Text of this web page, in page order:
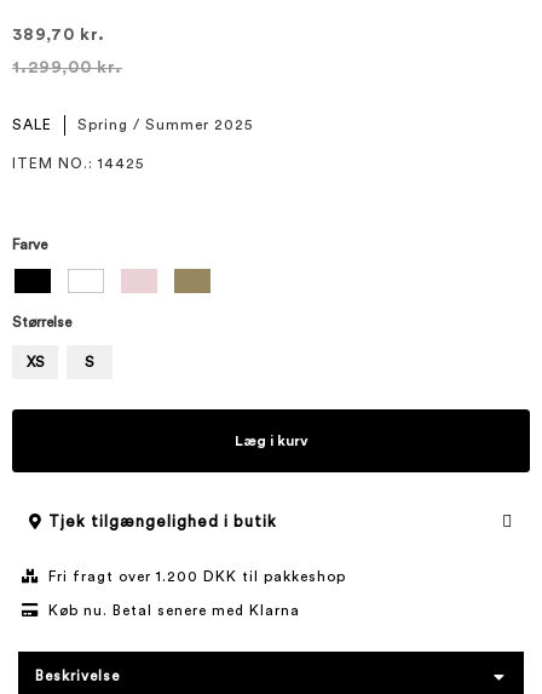
389,70 kr.
1.299,00 kr.
SALE Spring / Summer 2025
ITEM NO. : 14425
Farve
Størrelse
XS S
Læg i kurv
Tjek tilgængelighed i butik
Fri fragt over 1.200 DKK til pakkeshop
Køb nu. Betal senere med Klarna
Beskrivelse